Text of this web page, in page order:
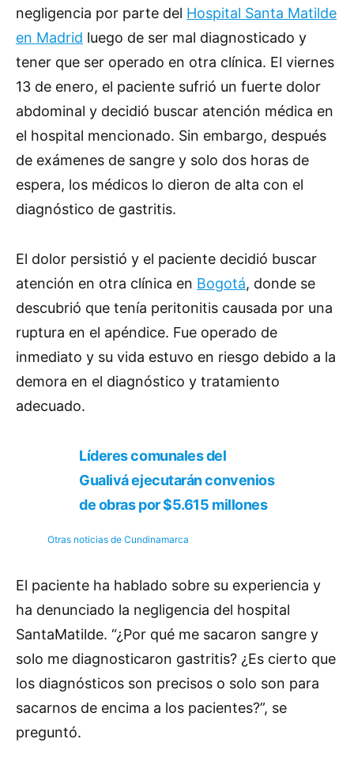
negligencia por parte del Hospital Santa Matilde
en Madrid luego de ser mal diagnosticado y
tener que ser operado en otra clínica. El viernes
13 de enero, el paciente sufrió un fuerte dolor
abdominal y decidió buscar atención médica en
el hospital mencionado. Sin embargo, después
de exámenes de sangre y solo dos horas de
espera, los médicos lo dieron de alta con el
diagnóstico de gastritis.
El dolor persistió y el paciente decidió buscar
atención en otra clínica en Bogotá, donde se
descubrió que tenía peritonitis causada por una
ruptura en el apéndice. Fue operado de
inmediato y su vida estuvo en riesgo debido a la
demora en el diagnóstico y tratamiento
adecuado.
Líderes comunales del
Gualivá ejecutarán convenios
de obras por $5.615 millones
Otras noticias de Cundinamarca
El paciente ha hablado sobre su experiencia y
ha denunciado la negligencia del hospital
SantaMatilde. “¿Por qué me sacaron sangre y
solo me diagnosticaron gastritis? ¿Es cierto que
los diagnósticos son precisos o solo son para
sacarnos de encima a los pacientes?”, se
preguntó.